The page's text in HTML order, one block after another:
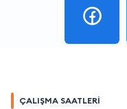
ÇALIŞMA SAATLERİ